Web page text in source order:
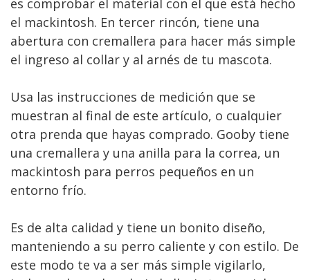
es comprobar el material con el que está hecho
el mackintosh. En tercer rincón, tiene una
abertura con cremallera para hacer más simple
el ingreso al collar y al arnés de tu mascota.
Usa las instrucciones de medición que se
muestran al final de este artículo, o cualquier
otra prenda que hayas comprado. Gooby tiene
una cremallera y una anilla para la correa, un
mackintosh para perros pequeños en un
entorno frío.
Es de alta calidad y tiene un bonito diseño,
manteniendo a su perro caliente y con estilo. De
este modo te va a ser más simple vigilarlo,